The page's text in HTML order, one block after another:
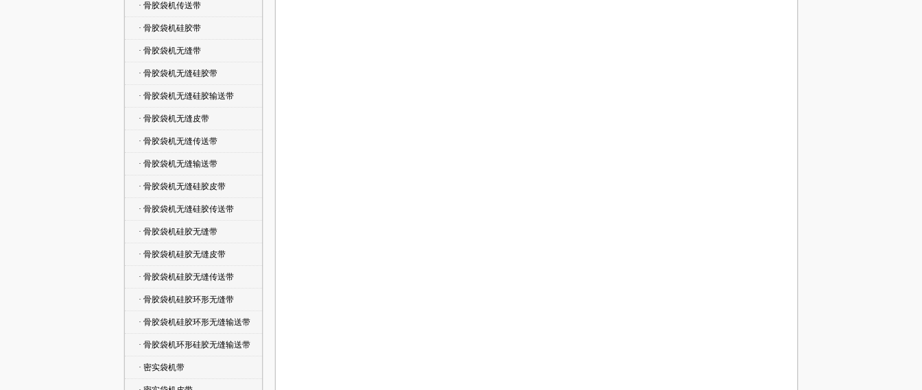
· 骨胶袋机传送带
· 骨胶袋机硅胶带
· 骨胶袋机无缝带
· 骨胶袋机无缝硅胶带
· 骨胶袋机无缝硅胶输送带
· 骨胶袋机无缝皮带
· 骨胶袋机无缝传送带
· 骨胶袋机无缝输送带
· 骨胶袋机无缝硅胶皮带
· 骨胶袋机无缝硅胶传送带
· 骨胶袋机硅胶无缝带
· 骨胶袋机硅胶无缝皮带
· 骨胶袋机硅胶无缝传送带
· 骨胶袋机硅胶环形无缝带
· 骨胶袋机硅胶环形无缝输送带
· 骨胶袋机环形硅胶无缝输送带
· 密实袋机带